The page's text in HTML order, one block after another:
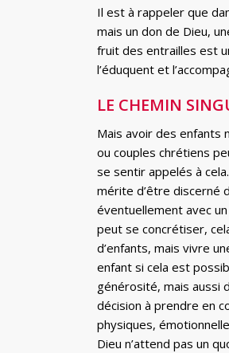
Il est à rappeler que
mais un don de Dieu,
fruit des entrailles est
l’éduquent et
LE CHEMIN
Mais avoir des enfants
ou couples chrétiens
se sentir appelés à
mérite d’être discerné
éventuellement avec
peut se concrétiser,
d’enfants, mais vivre
enfant si cela est
générosité, mais aussi
décision à prendre en
physiques,
Dieu n’attend pas un